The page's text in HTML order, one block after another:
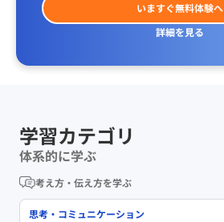
いますぐ無料体験へ
詳細を見る
学習カテゴリ
体系的に学ぶ
考え方・伝え方を学ぶ
思考・コミュニケーション